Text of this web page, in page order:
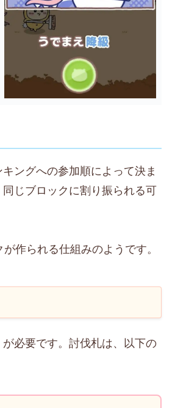
ングへの参加順によって決ま
じブロックに割り振られる可
作られる仕組みのようです。
必要です。討伐札は、以下の